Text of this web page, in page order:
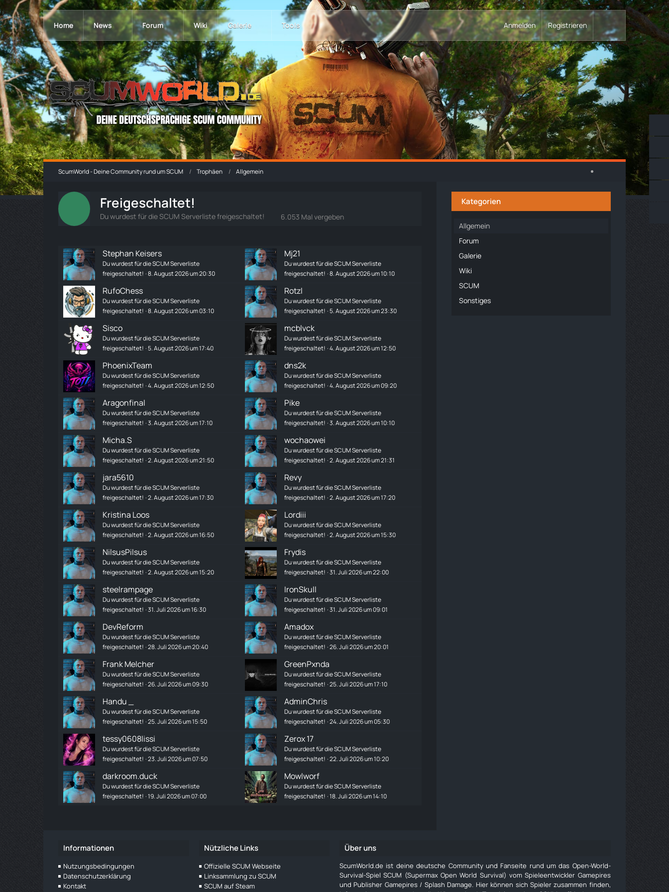
Home News Forum Wiki Galerie Tools Anmelden Registrieren
ScumWorld - Deine Community rund um SCUM Trophäen Allgemein
Freigeschaltet!
Du wurdest für die SCUM Serverliste freigeschaltet! 6.053 Mal vergeben
Stephan Keisers
Du wurdest für die SCUM Serverliste
freigeschaltet! 8. August 2026 um 20:30
Mj21
Du wurdest für die SCUM Serverliste
freigeschaltet! 8. August 2026 um 10:10
RufoChess
Du wurdest für die SCUM Serverliste
freigeschaltet! 8. August 2026 um 03:10
Rotzl
Du wurdest für die SCUM Serverliste
freigeschaltet! 5. August 2026 um 23:30
Sisco
Du wurdest für die SCUM Serverliste
freigeschaltet! 5. August 2026 um 17:40
mcblvck
Du wurdest für die SCUM Serverliste
freigeschaltet! 4. August 2026 um 12:50
PhoenixTeam
Du wurdest für die SCUM Serverliste
freigeschaltet! 4. August 2026 um 12:50
dns2k
Du wurdest für die SCUM Serverliste
freigeschaltet! 4. August 2026 um 09:20
Aragonfinal
Du wurdest für die SCUM Serverliste
freigeschaltet! 3. August 2026 um 17:10
Pike
Du wurdest für die SCUM Serverliste
freigeschaltet! 3. August 2026 um 10:10
Micha.S
Du wurdest für die SCUM Serverliste
freigeschaltet! 2. August 2026 um 21:50
wochaowei
Du wurdest für die SCUM Serverliste
freigeschaltet! 2. August 2026 um 21:31
jara5610
Du wurdest für die SCUM Serverliste
freigeschaltet! 2. August 2026 um 17:30
Revy
Du wurdest für die SCUM Serverliste
freigeschaltet! 2. August 2026 um 17:20
Kristina Loos
Du wurdest für die SCUM Serverliste
freigeschaltet! 2. August 2026 um 16:50
Lordiii
Du wurdest für die SCUM Serverliste
freigeschaltet! 2. August 2026 um 15:30
NilsusPilsus
Du wurdest für die SCUM Serverliste
freigeschaltet! 2. August 2026 um 15:20
Frydis
Du wurdest für die SCUM Serverliste
freigeschaltet! 31. Juli 2026 um 22:00
steelrampage
Du wurdest für die SCUM Serverliste
freigeschaltet! 31. Juli 2026 um 16:30
IronSkull
Du wurdest für die SCUM Serverliste
freigeschaltet! 31. Juli 2026 um 09:01
DevReform
Du wurdest für die SCUM Serverliste
freigeschaltet! 28. Juli 2026 um 20:40
Amadox
Du wurdest für die SCUM Serverliste
freigeschaltet! 26. Juli 2026 um 20:01
Frank Melcher
Du wurdest für die SCUM Serverliste
freigeschaltet! 26. Juli 2026 um 09:30
GreenPxnda
Du wurdest für die SCUM Serverliste
freigeschaltet! 25. Juli 2026 um 17:10
Handu _
Du wurdest für die SCUM Serverliste
freigeschaltet! 25. Juli 2026 um 15:50
AdminChris
Du wurdest für die SCUM Serverliste
freigeschaltet! 24. Juli 2026 um 05:30
tessy0608lissi
Du wurdest für die SCUM Serverliste
freigeschaltet! 23. Juli 2026 um 07:50
Zerox 17
Du wurdest für die SCUM Serverliste
freigeschaltet! 22. Juli 2026 um 10:20
darkroom.duck
Du wurdest für die SCUM Serverliste
freigeschaltet! 19. Juli 2026 um 07:00
Mowlworf
Du wurdest für die SCUM Serverliste
freigeschaltet! 18. Juli 2026 um 14:10
Kategorien
Allgemein
Forum
Galerie
Wiki
SCUM
Sonstiges
Informationen
Nutzungsbedingungen
Datenschutzerklärung
Kontakt
Nützliche Links
Offizielle SCUM Webseite
Linksammlung zu SCUM
SCUM auf Steam
Über uns
ScumWorld.de ist deine deutsche Community und Fanseite rund um das Open-World-
Survival-Spiel SCUM (Supermax Open World Survival) vom Spieleentwickler Gamepires
und Publisher Gamepires / Splash Damage. Hier können sich Spieler zusammen finden,